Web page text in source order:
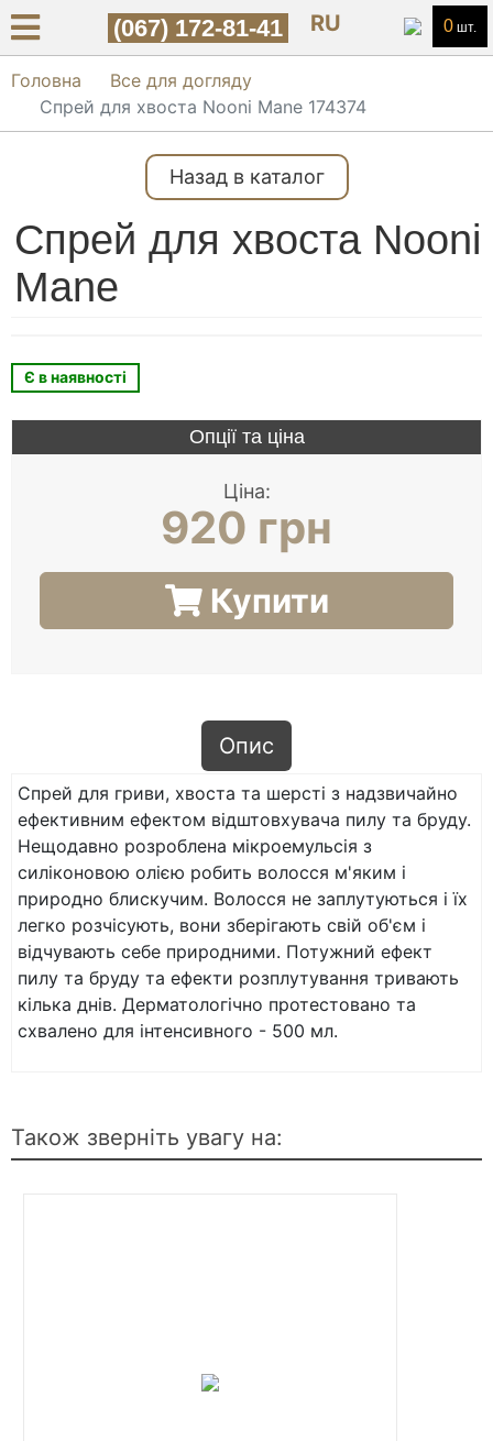
(067) 172-81-41 RU 0 шт.
Головна
Все для догляду
Спрей для хвоста Nooni Mane 174374
Назад в каталог
Спрей для хвоста Nooni
Mane
Є в наявності
Опції та ціна
Ціна:
920 грн
Купити
Опис
Спрей для гриви, хвоста та шерсті з надзвичайно
ефективним ефектом відштовхувача пилу та бруду.
Нещодавно розроблена мікроемульсія з
силіконовою олією робить волосся м'яким і
природно блискучим. Волосся не заплутуються і їх
легко розчісують, вони зберігають свій об'єм і
відчувають себе природними. Потужний ефект
пилу та бруду та ефекти розплутування тривають
кілька днів. Дерматологічно протестовано та
схвалено для інтенсивного - 500 мл.
Також зверніть увагу на: